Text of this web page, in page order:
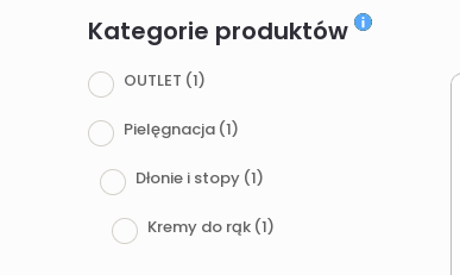
Kategorie produktów
OUTLET (1)
Pielęgnacja (1)
Dłonie i stopy (1)
Kremy do rąk (1)